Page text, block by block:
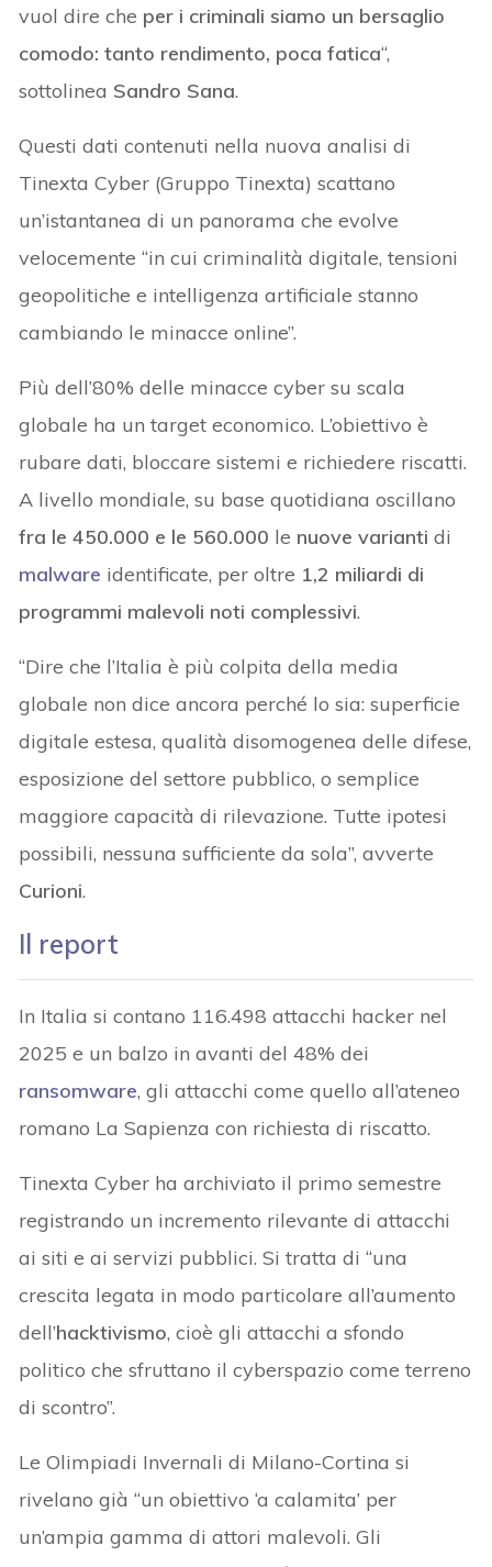
vuol dire che per i criminali siamo un bersaglio
comodo: tanto rendimento, poca fatica“,
sottolinea Sandro Sana.
Questi dati contenuti nella nuova analisi di
Tinexta Cyber (Gruppo Tinexta) scattano
un’istantanea di un panorama che evolve
velocemente “in cui criminalità digitale, tensioni
geopolitiche e intelligenza artificiale stanno
cambiando le minacce online”.
Più dell’80% delle minacce cyber su scala
globale ha un target economico. L’obiettivo è
rubare dati, bloccare sistemi e richiedere riscatti.
A livello mondiale, su base quotidiana oscillano
fra le 450.000 e le 560.000 le nuove variantidi
malware identificate, per oltre 1,2 miliardi di
programmi malevoli noti complessivi.
“Dire che l’Italia è più colpita della media
globale non dice ancora perché lo sia: superficie
digitale estesa, qualità disomogenea delle difese,
esposizione del settore pubblico, o semplice
maggiore capacità di rilevazione. Tutte ipotesi
possibili, nessuna sufficiente da sola”, avverte
Curioni.
Il report
In Italia si contano 116.498 attacchi hacker nel
2025 e un balzo in avanti del 48% dei
ransomware, gli attacchi come quello all’ateneo
romano La Sapienza con richiesta di riscatto.
Tinexta Cyber ha archiviato il primo semestre
registrando un incremento rilevante di attacchi
ai siti e ai servizi pubblici. Si tratta di “una
crescita legata in modo particolare all’aumento
dell’hacktivismo, cioè gli attacchi a sfondo
politico che sfruttano il cyberspazio come terreno
di scontro”.
Le Olimpiadi Invernali di Milano-Cortina si
rivelano già “un obiettivo ‘a calamita’ per
un’ampia gamma di attori malevoli. Gli